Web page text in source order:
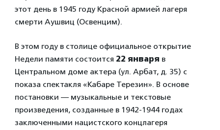
этот день в 1945 году Красной армией лагеря
смерти Аушвиц (Освенцим).
В этом году в столице официальное открытие
Недели памяти состоится 22 января в
Центральном доме актера (ул. Арбат, д. 35) с
показа спектакля «Кабаре Терезин». В основе
постановки — музыкальные и текстовые
произведения, созданные в 1942-1944 годах
заключенными нацистского концлагеря